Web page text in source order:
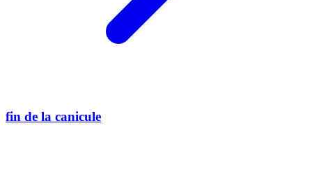
fin de la canicule